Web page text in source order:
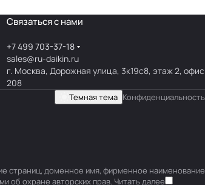
Связаться с нами
+7 499 703-37-18
sales@ru-daikin.ru
г. Москва, Дорожная улица, 3к19с8, этаж 2, офис
208
Темная тема Конфиденциальность
страниц, доменное имя, фирменное наименование
об охране авторских прав. Читать далее